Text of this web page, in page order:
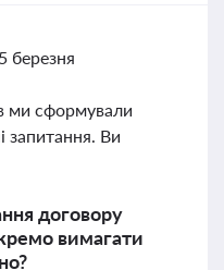
березня
ми сформували
запитання. Ви
договору
вимагати